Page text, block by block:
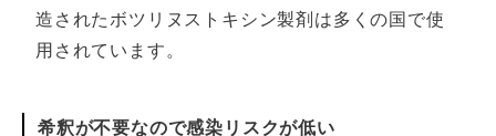
造されたボツリヌストキシン製剤は多くの国で使
用されています。
希釈が不要なので感染リスクが低い